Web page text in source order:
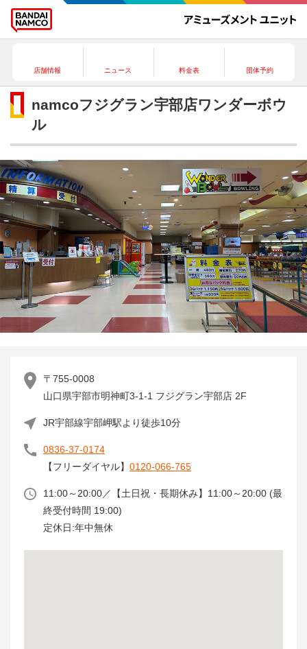
店舗情報 ニュース 料金表 団体予約
namcoフジグラン宇部店ワンダーボウ
ル
〒755-0008
山口県宇部市明神町3-1-1 フジグラン宇部店 2F
JR宇部線宇部岬駅より徒歩10分
0836-37-0174
【フリーダイヤル】 0120-066-765
11:00～20:00／【土日祝・長期休み】11:00～20:00 (最
終受付時間 19:00)
定休日:年中無休